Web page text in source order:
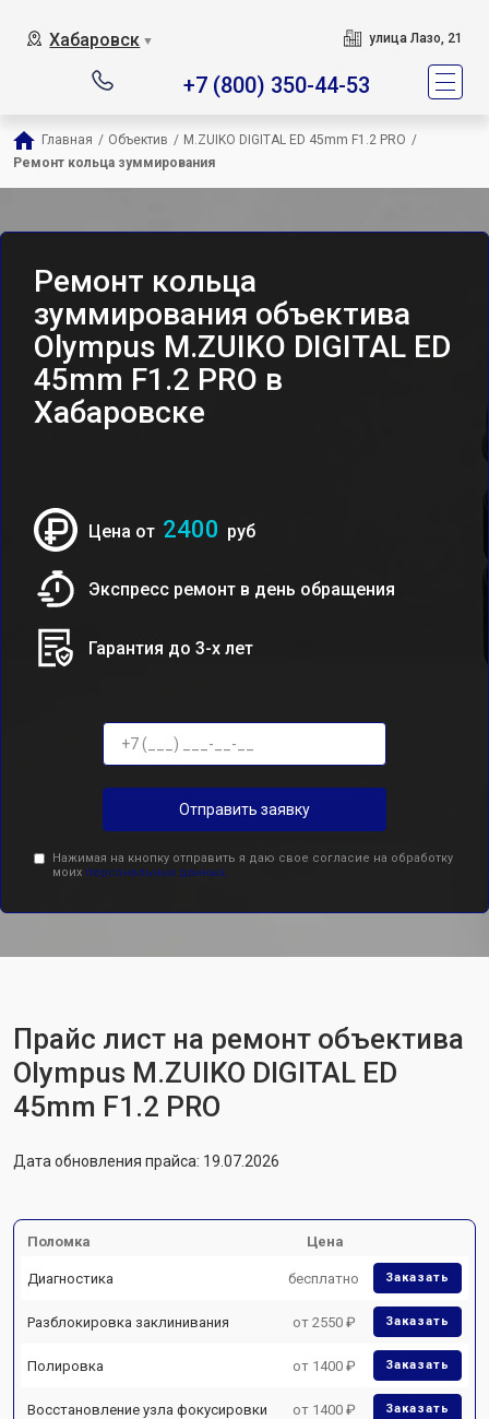
Хабаровск ▼ улица Лазо, 21
+7 (800) 350-44-53
Главная / Объектив / M.ZUIKO DIGITAL ED 45mm F1.2 PRO /
Ремонт кольца зуммирования
Ремонт кольца
зуммирования объектива
Olympus M.ZUIKO DIGITAL ED
45mm F1.2 PRO в
Хабаровске
Цена от 2400 руб
Экспресс ремонт в день обращения
Гарантия до 3-х лет
Отправить заявку
Нажимая на кнопку отправить я даю свое согласие на обработку
моих персональных данных.
Прайс лист на ремонт объектива
Olympus M.ZUIKO DIGITAL ED
45mm F1.2 PRO
Дата обновления прайса: 19.07.2026
Поломка Цена
Диагностика бесплатно Заказать
Разблокировка заклинивания от 2550 ₽ Заказать
Полировка от 1400 ₽ Заказать
Восстановление узла фокусировки от 1400 ₽ Заказать